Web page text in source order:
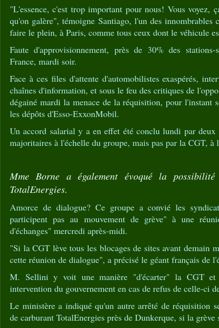
"L'essence, c'est trop important pour nous! Vous voyez,
qu'on galère", témoigne Santiago, l'un des innombrables
faire le plein, à Paris, comme tous ceux dont le véhicule
Faute d'approvisionnement, près de 30% des
France, mardi soir.
Face à ces files d'attente d'automobilistes exaspérés,
chaînes d'information, et sous le feu des critiques de
dégainé mardi la menace de la réquisition, pour l'instant
les dépôts d'Esso-ExxonMobil.
Un accord salarial y a en effet été conclu lundi par deux
majoritaires à l'échelle du groupe, mais pas par la CGT, à
Mme Borne a également évoqué la
TotalEnergies.
Amorce de dialogue? Ce groupe a convié les
participent pas au mouvement de grève" à une
d'échanges" mercredi après-midi.
"Si la CGT lève tous les blocages de sites avant demain
cette réunion de dialogue", a précisé le géant français de
M. Sellini y voit une manière "d'écarter" la CGT
intervention du gouvernement en cas de refus de celle-ci
Le ministère a indiqué qu'un autre arrêté de réquisition
de carburant TotalEnergies près de Dunkerque, si la